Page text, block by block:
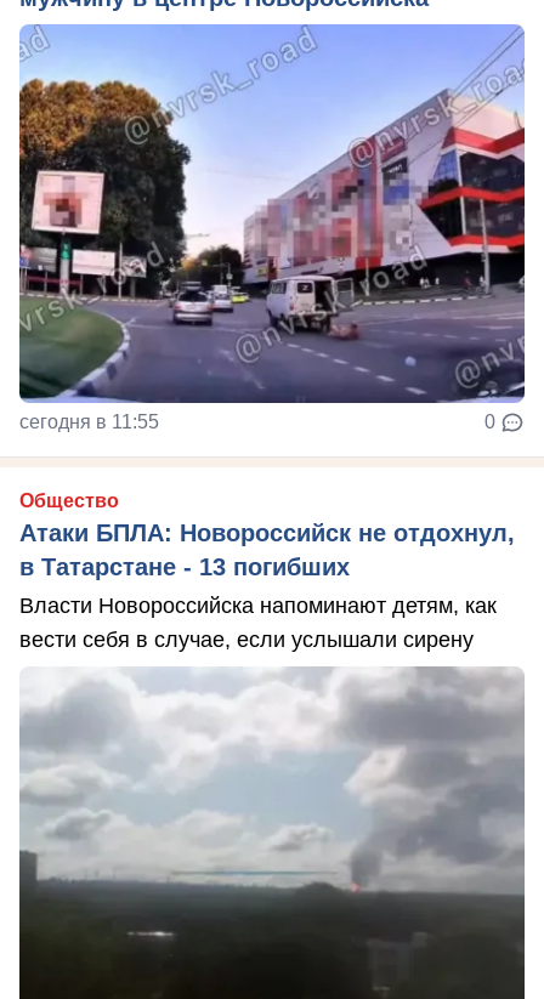
сегодня в 11:55 0
Общество
Атаки БПЛА: Новороссийск не отдохнул,
в Татарстане - 13 погибших
Власти Новороссийска напоминают детям, как
вести себя в случае, если услышали сирену